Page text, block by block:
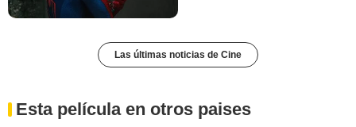
Las últimas noticias de Cine
Esta película en otros paises